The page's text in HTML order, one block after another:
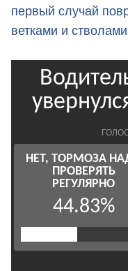
первый случай
ветками и